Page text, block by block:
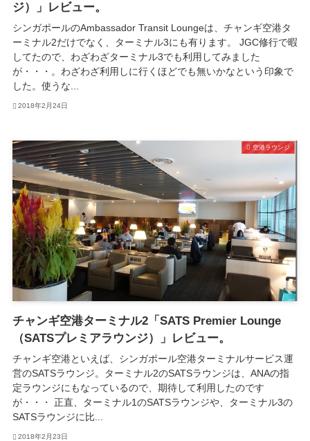
ジ）」レビュー。
シンガポールのAmbassador Transit Loungeは、チャンギ空港タ
ーミナル2だけでなく、ターミナル3にも有ります。 JGC修行で暇
してたので、わざわざターミナル3でも利用してみました
が・・・。わざわざ利用しに行くほどでも無いかなという印象で
した。使うな...
2018年2月24日
空港ラウンジ
チャンギ空港ターミナル2「SATS Premier Lounge
（SATSプレミアラウンジ）」レビュー。
チャンギ空港といえば、シンガポール空港ターミナルサービス運
営のSATSラウンジ。ターミナル2のSATSラウンジは、ANAの指
定ラウンジにもなっているので、期待して利用したのです
が・・・ 正直、ターミナル1のSATSラウンジや、ターミナル3の
SATSラウンジに比...
2018年2月23日